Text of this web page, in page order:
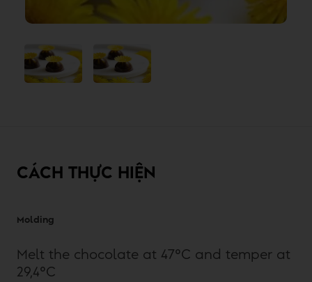
CÁCH THỰC HIỆN
Molding
Melt the chocolate at 47°C and temper at
29,4°C